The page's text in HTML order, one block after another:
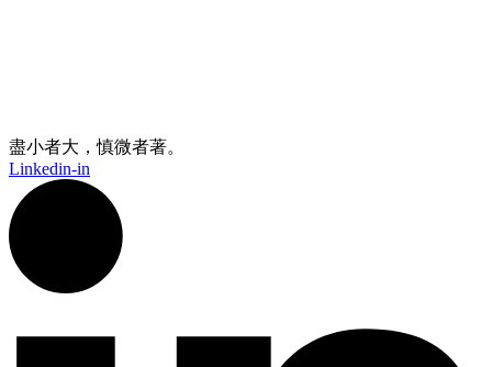
盡小者大，慎微者著。
Linkedin-in